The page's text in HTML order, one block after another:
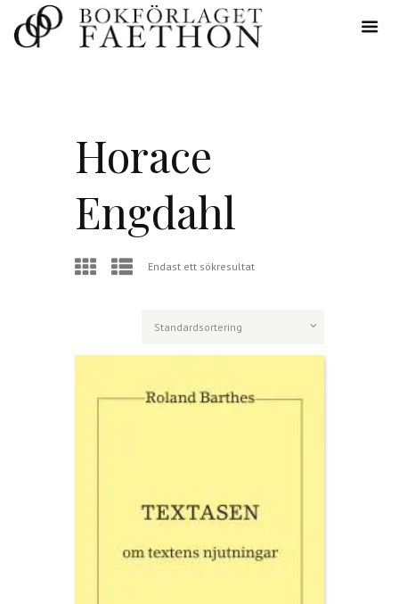
Horace
Engdahl
Endast ett sökresultat